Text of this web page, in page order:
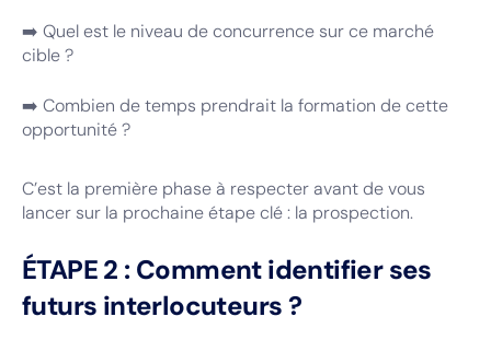
➡️ Quel est le niveau de concurrence sur ce marché
cible ?
➡️ Combien de temps prendrait la formation de cette
opportunité ?
C’est la première phase à respecter avant de vous
lancer sur la prochaine étape clé : la prospection.
ÉTAPE 2 : Comment identifier ses
futurs interlocuteurs ?